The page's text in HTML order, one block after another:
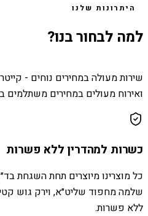
היתרונות שלנו
למה לבחור בנו?
שירות מעולה במחירים נוחים -
ואירוח מעולים במחירים משתלמים
כשרות למהדרין ללא פשרות
כל מוצרינו מיוצרים תחת השגחת
שלמה מחפוד שליט״א, וירק גוש
ללא פשרות.